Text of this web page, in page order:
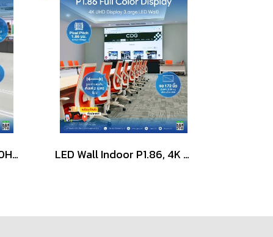
จอโฆษณาดิจิตอล HL2000H Horizontal Digital Signage 4K Indoor LED Wall Indoor P1.86, 4K UHD Display (Large LED screen)